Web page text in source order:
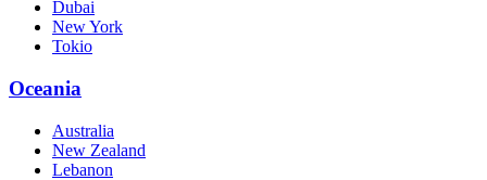
Dubai
New York
Tokio
Oceania
Australia
New Zealand
Lebanon